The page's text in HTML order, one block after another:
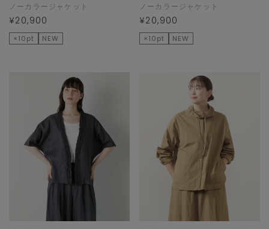
ノーカラージャケット
¥20,900
×10pt NEW
ノーカラージャケット
¥20,900
×10pt NEW